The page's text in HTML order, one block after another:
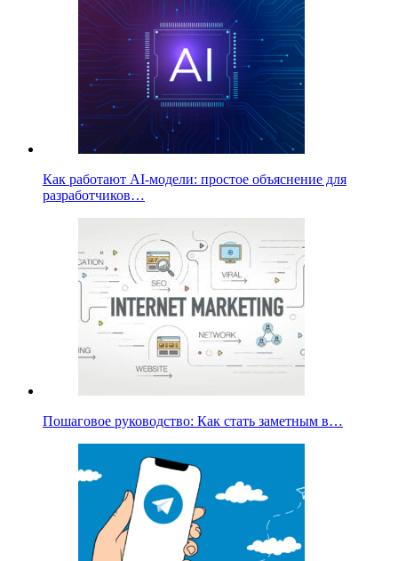
Как работают AI-модели: простое объяснение для
разработчиков…
Пошаговое руководство: Как стать заметным в…